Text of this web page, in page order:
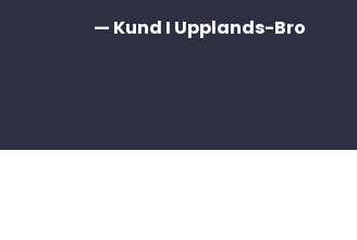
— Kund I Upplands-Bro